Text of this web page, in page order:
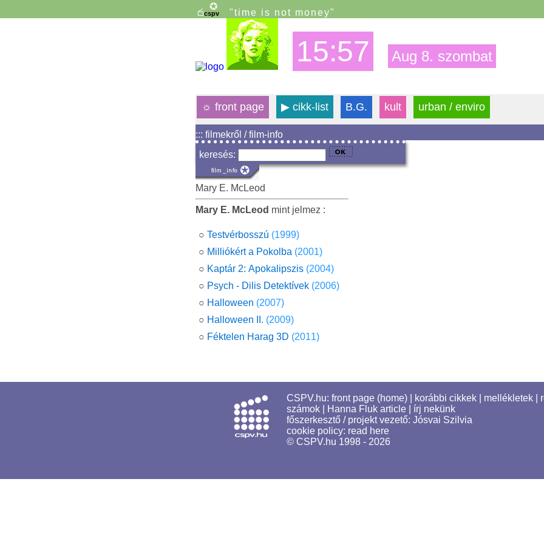
"time is not money"
15:57 Aug 8. szombat
☼ front page ▶ cikk-list B.G. kult urban / enviro
::: filmekről / film-info
keresés:
Mary E. McLeod
Mary E. McLeod mint jelmez :
○ Testvérbosszú (1999)
○ Milliókért a Pokolba (2001)
○ Kaptár 2: Apokalipszis (2004)
○ Psych - Dilis Detektívek (2006)
○ Halloween (2007)
○ Halloween II. (2009)
○ Féktelen Harag 3D (2011)
CSPV.hu: front page (home) korábbi cikkek mellékletek
számok
Hanna Fluk article
írj nekünk
főszerkesztő / projekt vezető: Jósvai Szilvia
cookie policy: read here
© CSPV.hu 1998 - 2026